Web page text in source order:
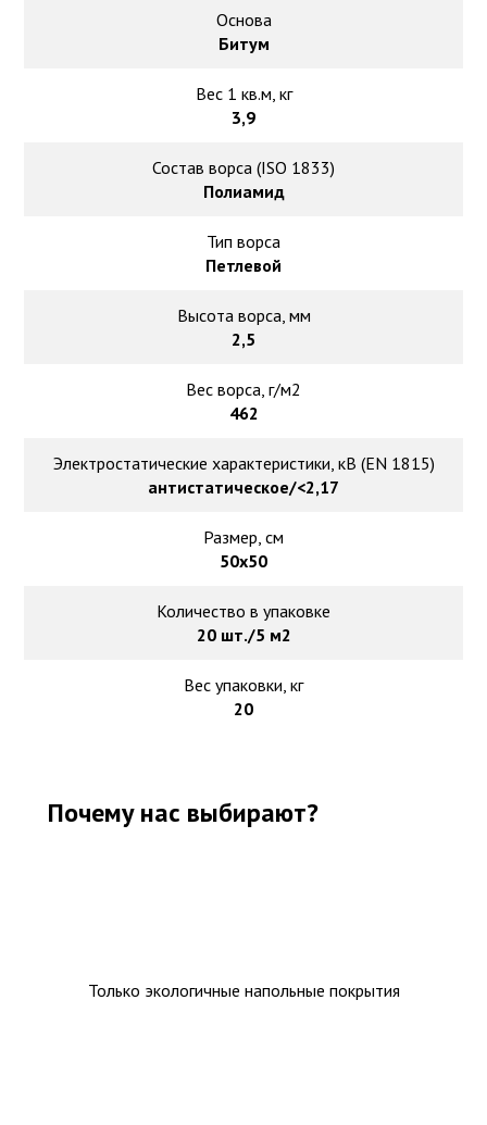
Основа
Битум
Вес 1 кв.м, кг
3,9
Состав ворса (ISO 1833)
Полиамид
Тип ворса
Петлевой
Высота ворса, мм
2,5
Вес ворса, г/м2
462
Электростатические характеристики, кВ (EN 1815)
антистатическое/<2,17
Размер, см
50х50
Количество в упаковке
20 шт./5 м2
Вес упаковки, кг
20
Почему нас выбирают?
Только экологичные напольные покрытия